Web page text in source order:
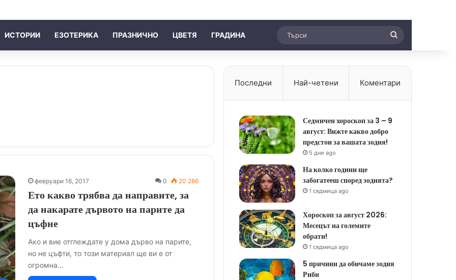
ИСТОРИИ ЕЗОТЕРИКА ПРАЗНИЧНО ЦВЕТЯ ГРАДИНА
февруари 16, 2017 0 20 286
Ето какво трябва да направите, за
да накарате дървото на парите да
цъфне
Ако и вие отглеждате у дома дърво на парите,
но не цъфти, то този материал ще ви е от
огромна…
Последни Най-четени Коментари
Седмичен хороскоп за 3 – 9
август: Вижте какво добро
предстои за вашата зодия!
5 дни ago
На колко години ще
забогатееш според зодията?
1 седмица ago
Хороскоп за август 2026:
Месецът на големите
обрати!
1 седмица ago
5 причини да обичаме зодия
Риби